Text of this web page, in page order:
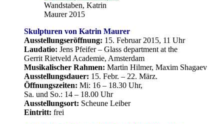
Wandstaben, Katrin
Maurer 2015
Skulpturen von Katrin Maurer
Ausstellungseröffnung: 15. Februar 2015, 11 Uhr
Laudatio: Jens Pfeifer – Glass department at the
Gerrit Rietveld Academie, Amsterdam
Musikalischer Rahmen: Martin Hilmer, Maxim Shagaev
Ausstellungsdauer: 15. Febr. – 22. März.
Öffnungszeiten: Mi: 16 – 18.30 Uhr,
Sa. und So.: 14 – 18.00 Uhr
Ausstellungsort: Scheune Leiber
Eintritt: frei